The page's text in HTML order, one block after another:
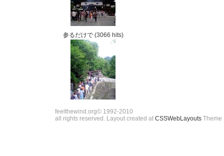
参るだけで(3066 hits)
feelthewind.org© 1992-2010
all rights reserved. Layout created at CSSWebLayouts